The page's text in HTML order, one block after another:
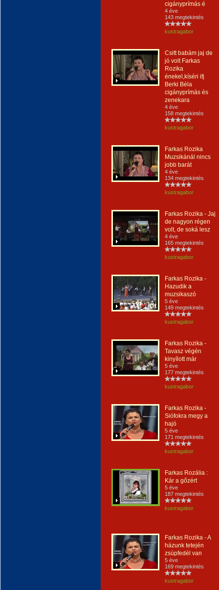
cigányprímás é
4 éve
143 megtekintés
kustragabor
Csitt babám jaj de
jó volt Farkas
Rozika
énekel,kíséri ifj
Berki Béla
cigányprímás és
zenekara
4 éve
158 megtekintés
kustragabor
Farkas Rozika
Muzsikánál nincs
jobb barát
4 éve
134 megtekintés
kustragabor
Farkas Rozika - Jaj
de nagyon régen
volt, de soká lesz
4 éve
165 megtekintés
kustragabor
Farkas Rozika -
Hazudik a
muzsikaszó
5 éve
149 megtekintés
kustragabor
Farkas Rozika -
Tavasz végén
kinyílott már
5 éve
177 megtekintés
kustragabor
Farkas Rozika -
Siófokra megy a
hajó
5 éve
171 megtekintés
kustragabor
Farkas Rozália :
Kár a gőzért
5 éve
187 megtekintés
kustragabor
Farkas Rozika - A
házunk tetején
zsúpfedél van
5 éve
169 megtekintés
kustragabor